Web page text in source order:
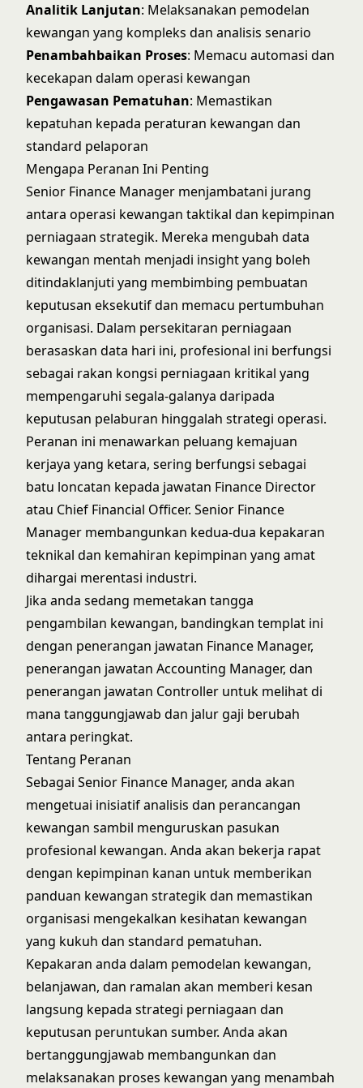
Analitik Lanjutan: Melaksanakan pemodelan
kewangan yang kompleks dan analisis senario
Penambahbaikan Proses: Memacu automasi dan
kecekapan dalam operasi kewangan
Pengawasan Pematuhan: Memastikan
kepatuhan kepada peraturan kewangan dan
standard pelaporan
Mengapa Peranan Ini Penting
Senior Finance Manager menjambatani jurang
antara operasi kewangan taktikal dan kepimpinan
perniagaan strategik. Mereka mengubah data
kewangan mentah menjadi insight yang boleh
ditindaklanjuti yang membimbing pembuatan
keputusan eksekutif dan memacu pertumbuhan
organisasi. Dalam persekitaran perniagaan
berasaskan data hari ini, profesional ini berfungsi
sebagai rakan kongsi perniagaan kritikal yang
mempengaruhi segala-galanya daripada
keputusan pelaburan hinggalah strategi operasi.
Peranan ini menawarkan peluang kemajuan
kerjaya yang ketara, sering berfungsi sebagai
batu loncatan kepada jawatan Finance Director
atau Chief Financial Officer. Senior Finance
Manager membangunkan kedua-dua kepakaran
teknikal dan kemahiran kepimpinan yang amat
dihargai merentasi industri.
Jika anda sedang memetakan tangga
pengambilan kewangan, bandingkan templat ini
dengan penerangan jawatan Finance Manager,
penerangan jawatan Accounting Manager, dan
penerangan jawatan Controller untuk melihat di
mana tanggungjawab dan jalur gaji berubah
antara peringkat.
Tentang Peranan
Sebagai Senior Finance Manager, anda akan
mengetuai inisiatif analisis dan perancangan
kewangan sambil menguruskan pasukan
profesional kewangan. Anda akan bekerja rapat
dengan kepimpinan kanan untuk memberikan
panduan kewangan strategik dan memastikan
organisasi mengekalkan kesihatan kewangan
yang kukuh dan standard pematuhan.
Kepakaran anda dalam pemodelan kewangan,
belanjawan, dan ramalan akan memberi kesan
langsung kepada strategi perniagaan dan
keputusan peruntukan sumber. Anda akan
bertanggungjawab membangunkan dan
melaksanakan proses kewangan yang menambah